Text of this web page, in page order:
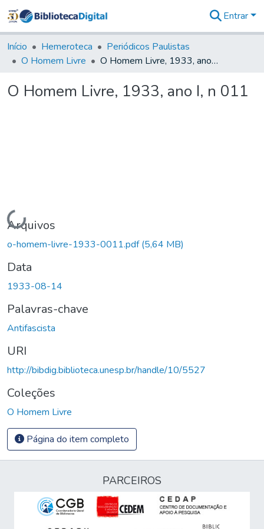
&
Coleções
Tudo na
Digital
Entrar
Início Hemeroteca
Periódicos Paulistas
O Homem Livre
O Homem Livre, 1933, ano I, n 011
O Homem Livre, 1933, ano I, n 011
Carregando...
Arquivos
o-homem-livre-1933-0011.pdf(5,64 MB)
Data
1933-08-14
Palavras-chave
Antifascista
URI
http://bibdig.biblioteca.unesp.br/handle/10/5527
Coleções
O Homem Livre
Página do item completo
PARCEIROS